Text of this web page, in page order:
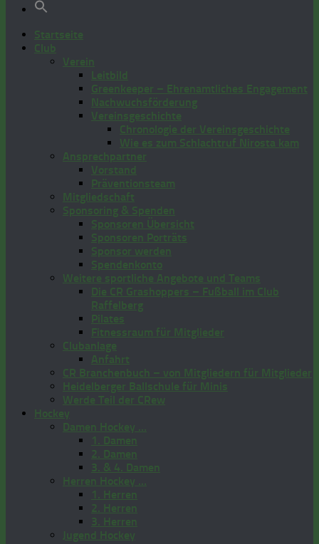
Startseite
Club
Verein
Leitbild
Greenkeeper – Ehrenamtliches Engagement
Nachwuchsförderung
Vereinsgeschichte
Chronologie der Vereinsgeschichte
Wie es zum Schlachtruf Nirosta kam
Ansprechpartner
Vorstand
Präventionsteam
Mitgliedschaft
Sponsoring & Spenden
Sponsoren Übersicht
Sponsoren Porträts
Sponsor werden
Spendenkonto
Weitere sportliche Angebote und Teams
Die CR Grashoppers – Fußball im Club
Raffelberg
Pilates
Fitnessraum für Mitglieder
Clubanlage
Anfahrt
CR Branchenbuch – von Mitgliedern für Mitglieder
Heidelberger Ballschule für Minis
Werde Teil der CRew
Hockey
Damen Hockey …
1. Damen
2. Damen
3. & 4. Damen
Herren Hockey …
1. Herren
2. Herren
3. Herren
Jugend Hockey